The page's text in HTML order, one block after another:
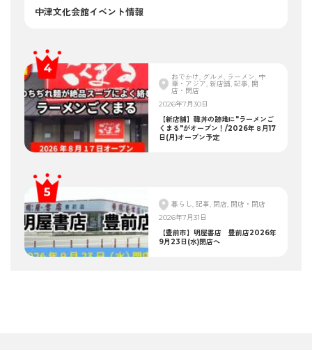
中津文化会館イベント情報
おでかけ, グルメ, ラーメン, 中
華・アジア, 新店舗, 記事, 開
店・閉店
2026年7月30日
【新店舗】韓丼の跡地に"ラーメンご
くまる"がオープン！/2026年８月17
日(月)オープン予定
暮らし, 記事, 閉店, 開店・閉店
2026年7月31日
【豊前市】明屋書店 豊前店2026年
9月23日(水)閉店へ